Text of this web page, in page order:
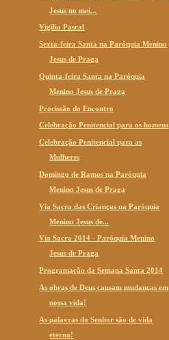
Jesus no mei...
Vigília Pascal
Sexta-feira Santa na Paróquia Menino
Jesus de Praga
Quinta-feira Santa na Paróquia
Menino Jesus de Praga
Procissão do Encontro
Celebração Penitencial para os homens
Celebração Penitencial para as
Mulheres
Domingo de Ramos na Paróquia
Menino Jesus de Praga
Via Sacra das Crianças na Paróquia
Menino Jesus de...
Via Sacra 2014 - Paróquia Menino
Jesus de Praga
Programação da Semana Santa 2014
As obras de Deus causam mudanças em
nossa vida!
As palavras do Senhor são de vida
eterna!